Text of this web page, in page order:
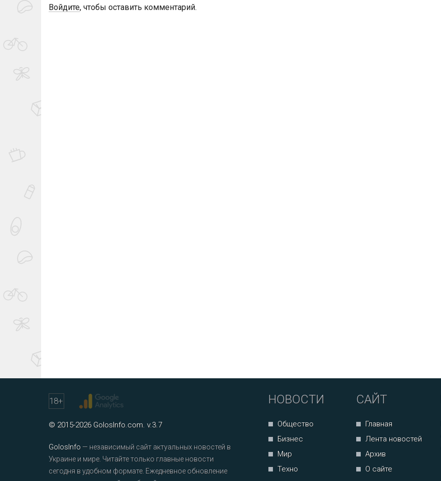
Войдите, чтобы оставить комментарий.
18+
© 2015-2026 GolosInfo.com. v.3.7
GolosInfo — независимый сайт актуальных новостей в
Украине и мире. Читайте только главные новости
сегодня в удобном формате. Ежедневное обновление
НОВОСТИ
Общество
Бизнес
Мир
Техно
САЙТ
Главная
Лента новостей
Архив
О сайте